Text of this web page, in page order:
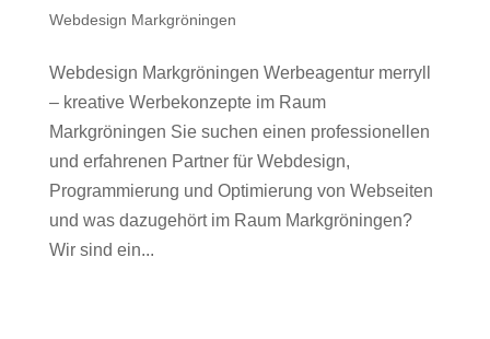
Webdesign Markgröningen
Webdesign Markgröningen Werbeagentur merryll
– kreative Werbekonzepte im Raum
Markgröningen Sie suchen einen professionellen
und erfahrenen Partner für Webdesign,
Programmierung und Optimierung von Webseiten
und was dazugehört im Raum Markgröningen?
Wir sind ein...